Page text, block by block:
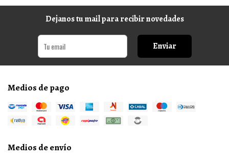
Dejanos tu mail para recibir novedades
Enviar
Medios de pago
Medios de envío